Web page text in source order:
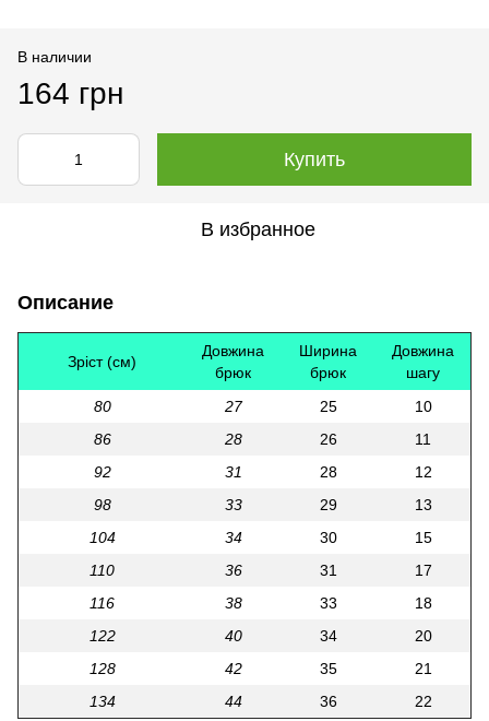
В наличии
164 грн
Купить
В избранное
Описание
Зріст (см)
Довжина
брюк
Ширина
брюк
Довжина
шагу
80
27 25
10
86
28 26
11
92
31 28
12
98
33 29
13
104
34 30
15
110
36 31
17
116
38 33
18
122
40 34
20
128
42 35
21
134
44 36 22